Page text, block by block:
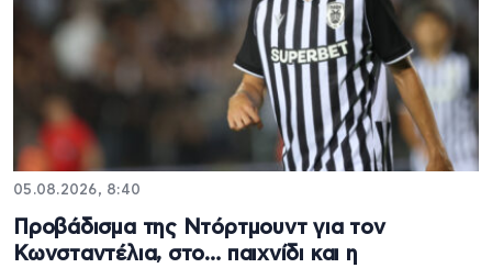
05.08.2026, 8:40
Προβάδισμα της Ντόρτμουντ για τον
Κωνσταντέλια, στο… παιχνίδι και η